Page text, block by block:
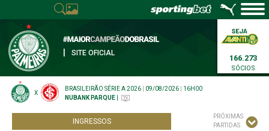
SITE OFICIAL
166.273
SÓCIOS
X
BRASILEIRÃO SÉRIE A 2026 09/08/2026
16H00
NUBANK PARQUE
INGRESSOS
PRÓXIMAS
PARTIDAS